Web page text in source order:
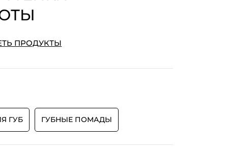
ПРОДУКТЫ
ГУБ ГУБНЫЕ ПОМАДЫ